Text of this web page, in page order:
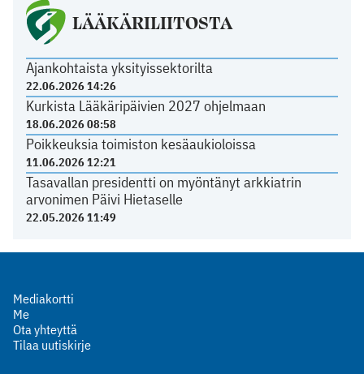
LÄÄKÄRILIITOSTA
Ajankohtaista yksityissektorilta
22.06.2026 14:26
Kurkista Lääkäripäivien 2027 ohjelmaan
18.06.2026 08:58
Poikkeuksia toimiston kesäaukioloissa
11.06.2026 12:21
Tasavallan presidentti on myöntänyt arkkiatrin
arvonimen Päivi Hietaselle
22.05.2026 11:49
Mediakortti
Me
Ota yhteyttä
Tilaa uutiskirje